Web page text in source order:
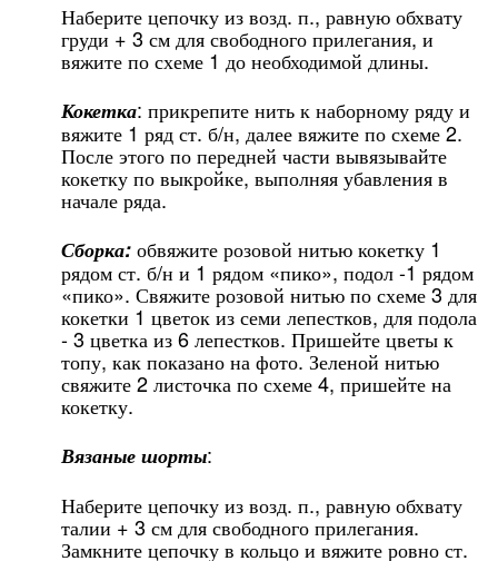
Наберите цепочку из возд. п., равную обхвату
груди + 3 см для свободного прилегания, и
вяжите по схеме 1 до необходимой длины.
Кокетка: прикрепите нить к наборному ряду и
вяжите 1 ряд ст. б/н, далее вяжите по схеме 2.
После этого по передней части вывязывайте
кокетку по выкройке, выполняя убавления в
начале ряда.
Сборка:обвяжите розовой нитью кокетку 1
рядом ст. б/н и 1 рядом «пико», подол -1 рядом
«пико». Свяжите розовой нитью по схеме 3 для
кокетки 1 цветок из семи лепестков, для подола
- 3 цветка из 6 лепестков. Пришейте цветы к
топу, как показано на фото. Зеленой нитью
свяжите 2 листочка по схеме 4, пришейте на
кокетку.
Вязаные шорты:
Наберите цепочку из возд. п., равную обхвату
талии + 3 см для свободного прилегания.
Замкните цепочку в кольцо и вяжите ровно ст.